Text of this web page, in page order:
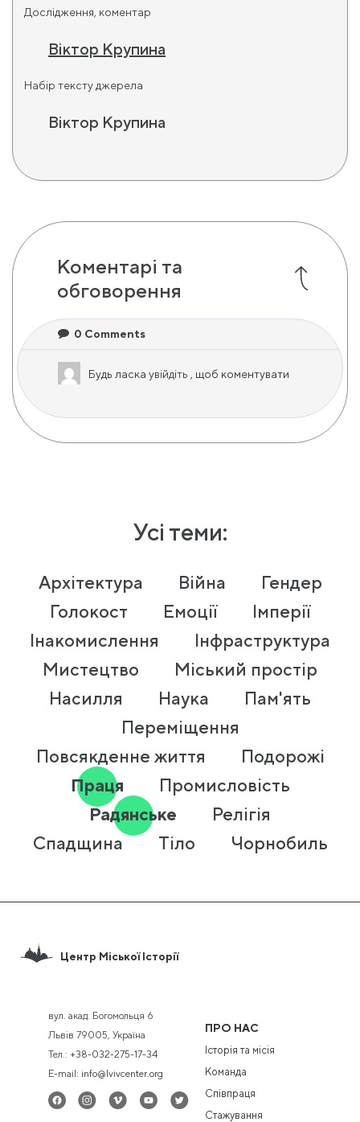
Дослідження, коментар
Віктор Крупина
Набір тексту джерела
Віктор Крупина
Коментарі та
обговорення
0 Comments
Будь ласка увійдіть , щоб коментувати
Усі теми:
Архітектура Війна
Гендер
Голокост
Емоції
Імперії
Інакомислення
Інфраструктура
Мистецтво
Міський простір
Насилля
Наука
Пам'ять
Переміщення
Повсякденне життя
Подорожі
Праця
Промисловість
Радянське
Релігія
Спадщина
Тіло Чорнобиль
Центр Міської Історії
вул. акад. Богомольця 6
Львів 79005, Україна
Тел.: +38-032-275-17-34
E-mail: info@lvivcenter.org
ПРО НАС
Історія та місія
Команда
Співпраця
Стажування